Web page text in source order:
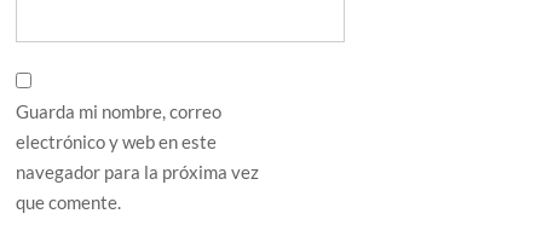
Guarda mi nombre, correo
electrónico y web en este
navegador para la próxima vez
que comente.